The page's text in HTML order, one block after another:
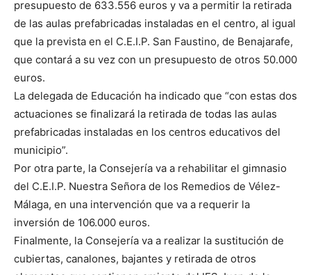
presupuesto de 633.556 euros y va a permitir la retirada
de las aulas prefabricadas instaladas en el centro, al igual
que la prevista en el C.E.I.P. San Faustino, de Benajarafe,
que contará a su vez con un presupuesto de otros 50.000
euros.
La delegada de Educación ha indicado que “con estas dos
actuaciones se finalizará la retirada de todas las aulas
prefabricadas instaladas en los centros educativos del
municipio”.
Por otra parte, la Consejería va a rehabilitar el gimnasio
del C.E.I.P. Nuestra Señora de los Remedios de Vélez-
Málaga, en una intervención que va a requerir la
inversión de 106.000 euros.
Finalmente, la Consejería va a realizar la sustitución de
cubiertas, canalones, bajantes y retirada de otros